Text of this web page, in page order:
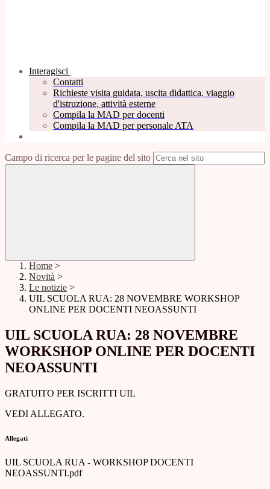
Interagisci
Contatti
Richieste visita guidata, uscita didattica, viaggio
d'istruzione, attività esterne
Compila la MAD per docenti
Compila la MAD per personale ATA
Campo di ricerca per le pagine del sito
Home >
Novità >
Le notizie >
UIL SCUOLA RUA: 28 NOVEMBRE WORKSHOP
ONLINE PER DOCENTI NEOASSUNTI
UIL SCUOLA RUA: 28 NOVEMBRE
WORKSHOP ONLINE PER DOCENTI
NEOASSUNTI
GRATUITO PER ISCRITTI UIL
VEDI ALLEGATO.
Allegati
UIL SCUOLA RUA - WORKSHOP DOCENTI
NEOASSUNTI.pdf